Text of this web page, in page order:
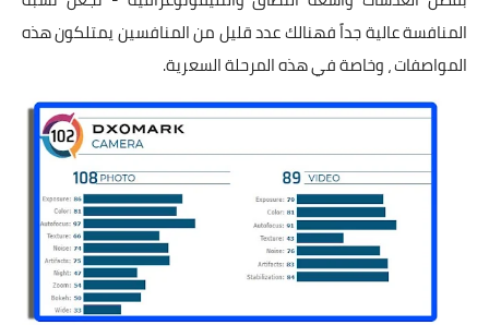
المنافسة عالية جداً فهنالك عدد قليل من المنافسين يمتلكون هذه
المواصفات ، وخاصة في هذه المرحلة السعرية.